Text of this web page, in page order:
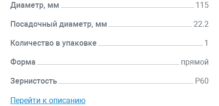
Диаметр, мм 115
Посадочный диаметр, мм 22.2
Количество в упаковке 1
Форма прямой
Зернистость P60
Перейти к описанию